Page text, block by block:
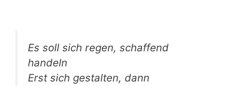
Es soll sich regen, schaffend
handeln
Erst sich gestalten, dann